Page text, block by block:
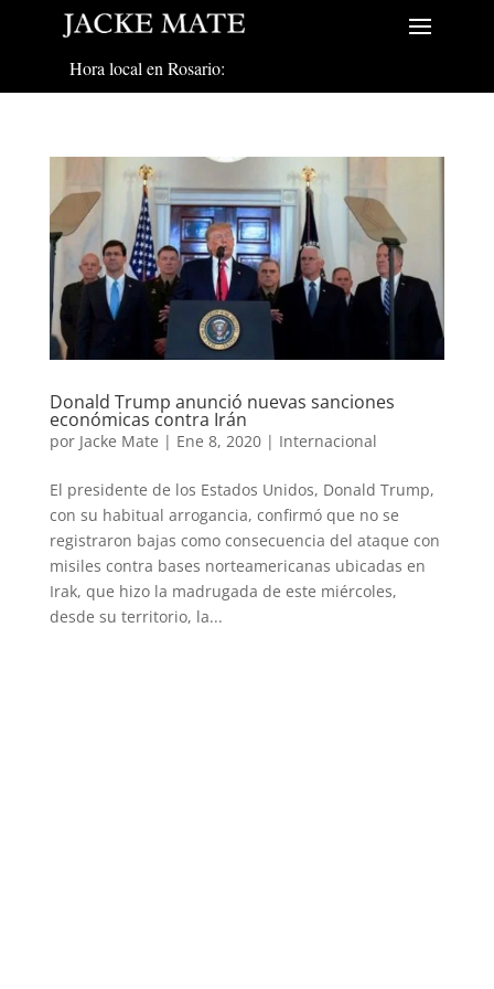
Hora local en Rosario:
Donald Trump anunció nuevas sanciones
económicas contra Irán
por Jacke Mate | Ene 8, 2020| Internacional
El presidente de los Estados Unidos, Donald Trump,
con su habitual arrogancia, confirmó que no se
registraron bajas como consecuencia del ataque con
misiles contra bases norteamericanas ubicadas en
Irak, que hizo la madrugada de este miércoles,
desde su territorio, la...